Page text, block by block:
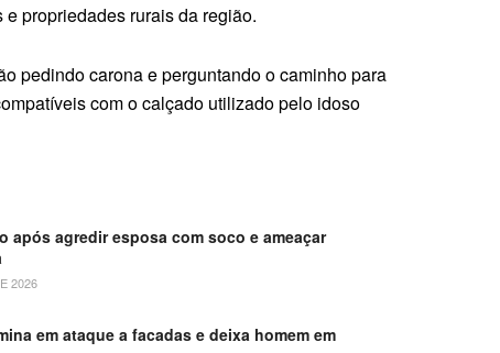
propriedades rurais da região.
pedindo carona e perguntando o caminho para
com o calçado utilizado pelo idoso
após agredir esposa com soco e ameaçar
2026
em ataque a facadas e deixa homem em